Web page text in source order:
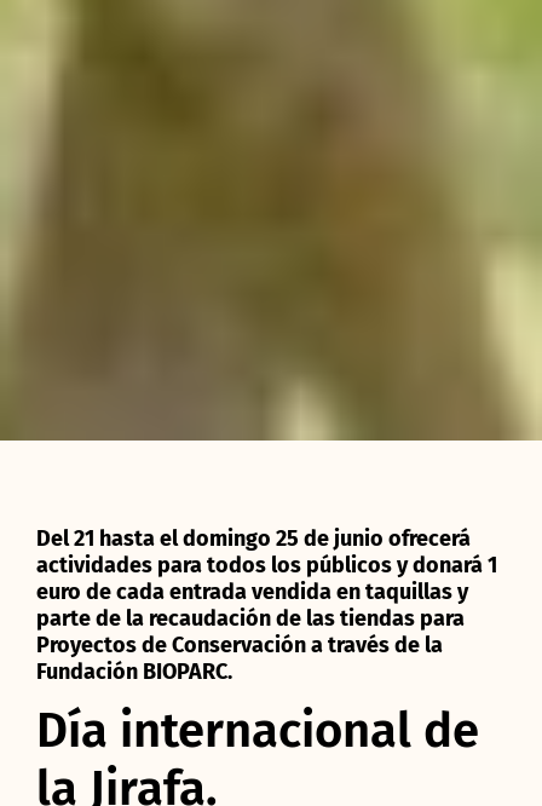
Del 21 hasta el domingo 25 de junio ofrecerá
actividades para todos los públicos y donará 1
euro de cada entrada vendida en taquillas y
parte de la recaudación de las tiendas para
Proyectos de Conservación a través de la
Fundación BIOPARC.
Día internacional de
la Jirafa.